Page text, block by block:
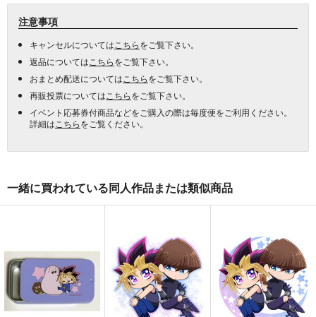
注意事項
キャンセルについては こちらをご覧下さい。
返品については こちらをご覧下さい。
おまとめ配送については こちらをご覧下さい。
再販投票については こちらをご覧下さい。
イベント応募券付商品などをご購入の際は毎度便をご利用ください。
詳細は こちらをご覧ください。
一緒に買われている同人作品または類似商品